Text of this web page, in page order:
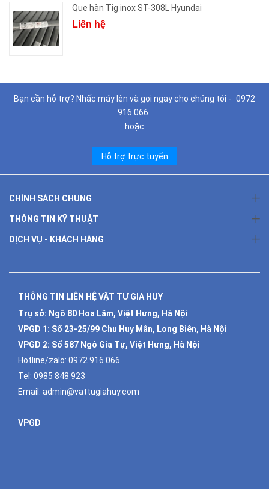
Que hàn Tig inox ST-308L Hyundai
Liên hệ
Bạn cần hỗ trợ? Nhấc máy lên và gọi ngay cho chúng tôi - 0972
916 066
hoặc
Hỗ trợ trực tuyến
CHÍNH SÁCH CHUNG
THÔNG TIN KỸ THUẬT
DỊCH VỤ - KHÁCH HÀNG
THÔNG TIN LIÊN HỆ VẬT TƯ GIA HUY
Trụ sở: Ngõ 80 Hoa Lâm, Việt Hưng, Hà Nội
VPGD 1: Số 23-25/99 Chu Huy Mân, Long Biên, Hà Nội
VPGD 2: Số 587 Ngô Gia Tự, Việt Hưng, Hà Nội
Hotline/zalo: 0972 916 066
Tel: 0985 848 923
Email: admin@vattugiahuy.com
VPGD